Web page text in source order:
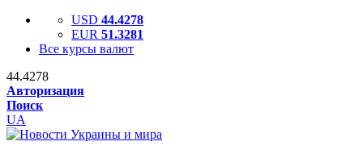
USD 44.4278
EUR 51.3281
Все курсы валют
44.4278
Авторизация
Поиск
UA